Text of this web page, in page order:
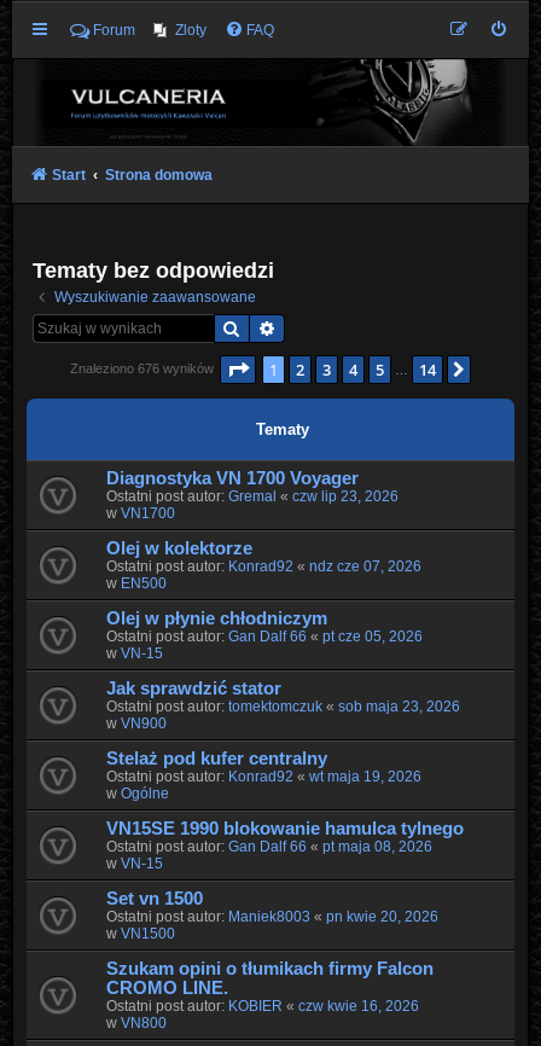
Forum Zloty FAQ
Start Strona domowa
Tematy bez odpowiedzi
Wyszukiwanie zaawansowane
Szukaj
Znaleziono 676 wyników Strona1 z14
1 2 3 4 5 14
Tematy
Diagnostyka VN 1700 Voyager
Ostatni post autor: Gremal « czw lip 23, 2026
w VN1700
Olej w kolektorze
Ostatni post autor: Konrad92 « ndz cze 07, 2026
w EN500
Olej w płynie chłodniczym
Ostatni post autor: Gan Dalf 66 « pt cze 05, 2026
w VN-15
Jak sprawdzić stator
Ostatni post autor: tomektomczuk« sob maja 23, 2026
w VN900
Stelaż pod kufer centralny
Ostatni post autor: Konrad92 « wt maja 19, 2026
w Ogólne
VN15SE 1990 blokowanie hamulca tylnego
Ostatni post autor: Gan Dalf 66 « pt maja 08, 2026
w VN-15
Set vn 1500
Ostatni post autor: Maniek8003 « pn kwie 20, 2026
w VN1500
Szukam opini o tłumikach firmy Falcon
CROMO LINE.
Ostatni post autor: KOBIER « czw kwie 16, 2026
w VN800